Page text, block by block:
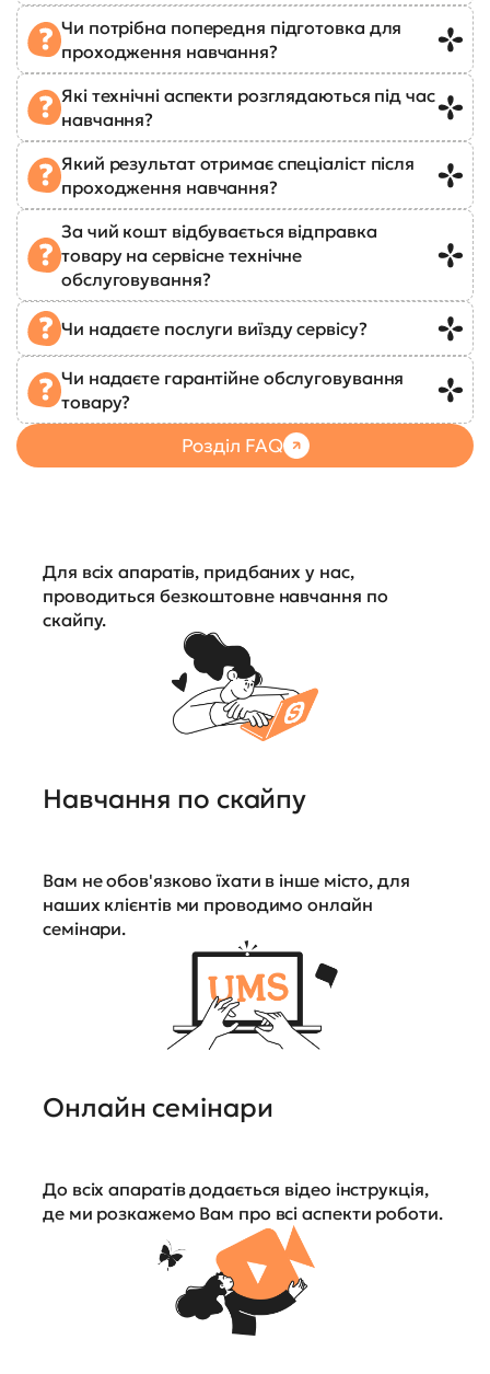
Чи потрібна попередня підготовка для
проходження навчання?
Які технічні аспекти розглядаються під час
навчання?
Який результат отримає спеціаліст після
проходження навчання?
За чий кошт відбувається відправка
товару на сервісне технічне
обслуговування?
Чи надаєте послуги виїзду сервісу?
Чи надаєте гарантійне обслуговування
товару?
Розділ FAQ
Для всіх апаратів, придбаних у нас,
проводиться безкоштовне навчання по
скайпу.
Навчання по скайпу
Вам не обов'язково їхати в інше місто, для
наших клієнтів ми проводимо онлайн
семінари.
Онлайн семінари
До всіх апаратів додається відео інструкція,
де ми розкажемо Вам про всі аспекти роботи.